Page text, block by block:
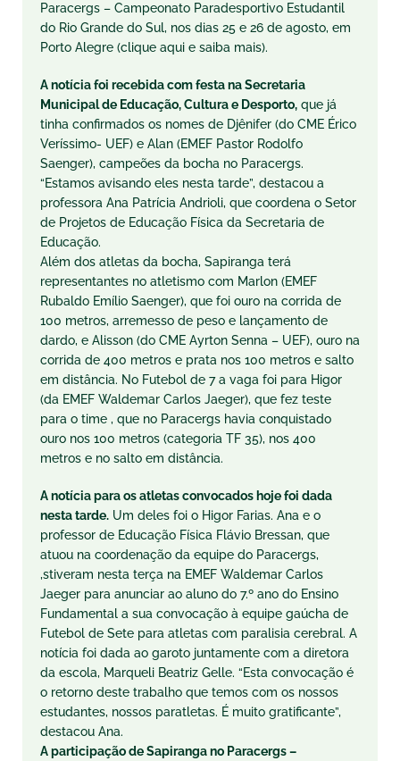
Paracergs – Campeonato Paradesportivo Estudantil
do Rio Grande do Sul, nos dias 25 e 26 de agosto, em
Porto Alegre (clique aqui e saiba mais).
A notícia foi recebida com festa na Secretaria
Municipal de Educação, Cultura e Desporto, que já
tinha confirmados os nomes de Djênifer (do CME Érico
Veríssimo- UEF) e Alan (EMEF Pastor Rodolfo
Saenger), campeões da bocha no Paracergs.
“Estamos avisando eles nesta tarde”, destacou a
professora Ana Patrícia Andrioli, que coordena o Setor
de Projetos de Educação Física da Secretaria de
Educação.
Além dos atletas da bocha, Sapiranga terá
representantes no atletismo com Marlon (EMEF
Rubaldo Emílio Saenger), que foi ouro na corrida de
100 metros, arremesso de peso e lançamento de
dardo, e Alisson (do CME Ayrton Senna – UEF), ouro na
corrida de 400 metros e prata nos 100 metros e salto
em distância. No Futebol de 7 a vaga foi para Higor
(da EMEF Waldemar Carlos Jaeger), que fez teste
para o time , que no Paracergs havia conquistado
ouro nos 100 metros (categoria TF 35), nos 400
metros e no salto em distância.
A notícia para os atletas convocados hoje foi dada
nesta tarde. Um deles foi o Higor Farias. Ana e o
professor de Educação Física Flávio Bressan, que
atuou na coordenação da equipe do Paracergs,
,stiveram nesta terça na EMEF Waldemar Carlos
Jaeger para anunciar ao aluno do 7.º ano do Ensino
Fundamental a sua convocação à equipe gaúcha de
Futebol de Sete para atletas com paralisia cerebral. A
notícia foi dada ao garoto juntamente com a diretora
da escola, Marqueli Beatriz Gelle. “Esta convocação é
o retorno deste trabalho que temos com os nossos
estudantes, nossos paratletas. É muito gratificante”,
destacou Ana.
A participação de Sapiranga no Paracergs –